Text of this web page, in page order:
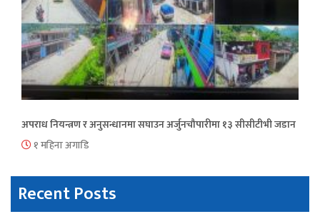
अपराध नियन्त्रण र अनुसन्धानमा सघाउन अर्जुनचौपारीमा १३ सीसीटीभी जडान
१ महिना अगाडि
Recent Posts